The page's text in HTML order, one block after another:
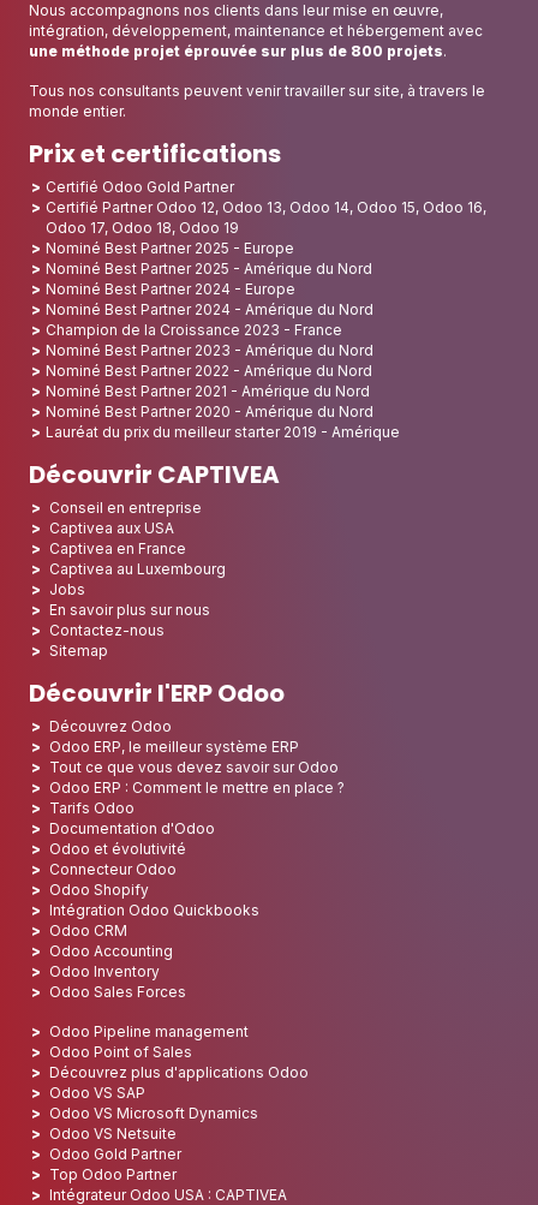
Nous accompagnons nos clients dans leur mise en œuvre,
intégration, développement, maintenance et hébergement avec
une méthode projet éprouvée sur plus de 800 projets.
Tous nos consultants peuvent venir travailler sur site, à travers le
monde entier.
Prix et certifications
Certifié Odoo Gold Partner
Certifié Partner Odoo 12, Odoo 13, Odoo 14, Odoo 15, Odoo 16,
Odoo 17, Odoo 18, Odoo 19
Nominé Best Partner 2025 - Europe
Nominé Best Partner 2025 - Amérique du Nord
Nominé Best Partner 2024 - Europe
Nominé Best Partner 2024 - Amérique du Nord
Champion de la Croissance 2023 - France
Nominé Best Partner 2023 - Amérique du Nord
Nominé Best Partner 2022 - Amérique du Nord
Nominé Best Partner 2021 - Amérique du Nord
Nominé Best Partner 2020 - Amérique du Nord
Lauréat du prix du meilleur starter 2019 - Amérique
Découvrir CAPTIVEA
Conseil en entreprise
Captivea aux USA
Captivea en France
Captivea au Luxembourg
Jobs
En savoir plus sur nous
Contactez-nous
Sitemap
Découvrir l'ERP Odoo
Découvrez Odoo
Odoo ERP, le meilleur système ERP
Tout ce que vous devez savoir sur Odoo
Odoo ERP : Comment le mettre en place ?
Tarifs Odoo
Documentation d'Odoo
Odoo et évolutivité
Connecteur Odoo
Odoo Shopify
Intégration Odoo Quickbooks
Odoo CRM
Odoo Accounting
Odoo Inventory
Odoo Sales Forces
Odoo Pipeline management
Odoo Point of Sales
Découvrez plus d'applications Odoo
Odoo VS SAP
Odoo VS Microsoft Dynamics
Odoo VS Netsuite
Odoo Gold Partner
Top Odoo Partner
Intégrateur Odoo USA : CAPTIVEA